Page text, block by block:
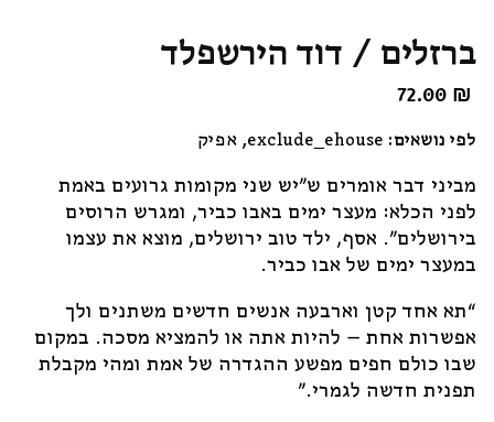
ברזלים / דוד הירשפלד
72.00 ₪
לפי נושאים: exclude_ehouse
, אפיק
מביני דבר אומרים ש”יש שני מקומות גרועים באמת
לפני הכלא: מעצר ימים באבו כביר, ומגרש הרוסים
בירושלים”. אסף, ילד טוב ירושלים, מוצא את עצמו
במעצר ימים של אבו כביר.
“תא אחד קטן וארבעה אנשים חדשים משתנים ולך
אפשרות אחת – להיות אתה או להמציא מסכה. במקום
שבו כולם חפים מפשע ההגדרה של אמת ומהי מקבלת
תפנית חדשה לגמרי.”